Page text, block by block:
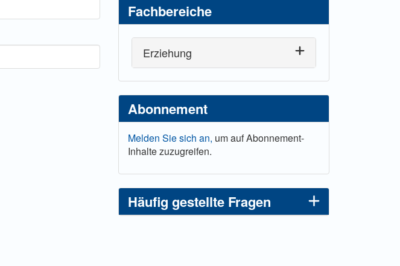
Fachbereiche
Erziehung
Abonnement
Melden Sie sich an, um auf Abonnement-
Inhalte zuzugreifen.
Häufig gestellte Fragen